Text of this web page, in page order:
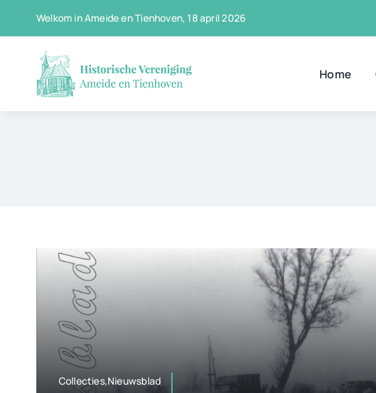
Welkom in Ameide en Tienhoven, 18 april 2026
Home
Collecties,Nieuwsblad